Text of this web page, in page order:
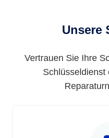
Unsere
Vertrauen Sie Ihre
Schlüsseldienst